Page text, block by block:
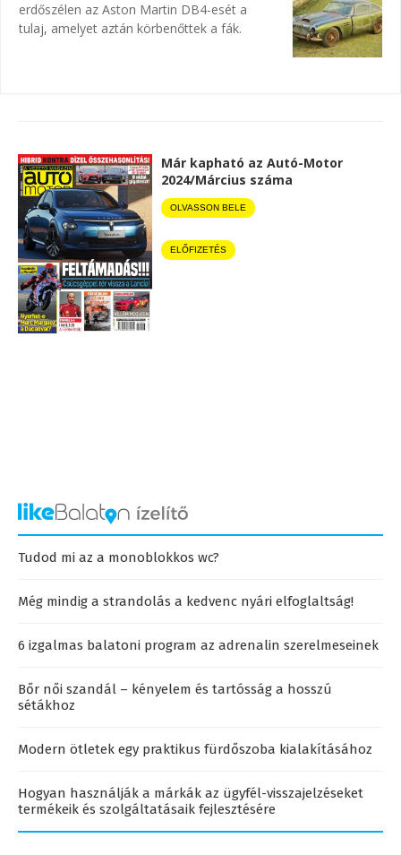
erdőszélen az Aston Martin DB4-esét a
tulaj, amelyet aztán körbenőttek a fák.
Már kapható az Autó-Motor
2024/Március száma
OLVASSON BELE
ELŐFIZETÉS
Tudod mi az a monoblokkos wc?
Még mindig a strandolás a kedvenc nyári elfoglaltság!
6 izgalmas balatoni program az adrenalin szerelmeseinek
Bőr női szandál – kényelem és tartósság a hosszú
sétákhoz
Modern ötletek egy praktikus fürdőszoba kialakításához
Hogyan használják a márkák az ügyfél-visszajelzéseket
termékeik és szolgáltatásaik fejlesztésére